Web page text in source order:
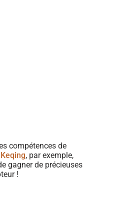
compétences de
Keqing, par exemple,
gagner de précieuses
!